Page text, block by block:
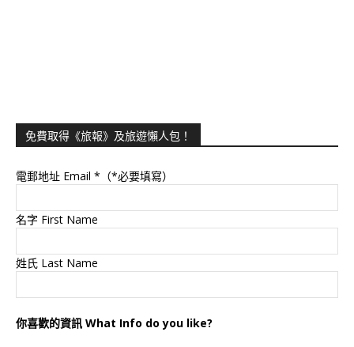
免費取得《旅報》及旅遊懶人包！
電郵地址 Email *（*必要填寫）
名字 First Name
姓氏 Last Name
你喜歡的資訊 What Info do you like?